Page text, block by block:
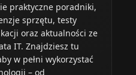
praktyczne poradniki,
sprzętu, testy
oraz aktualności ze
IT. Znajdziesz tu
w pełni wykorzystać
– od